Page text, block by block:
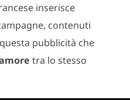
inserisce
contenuti
pubblicità che
tra lo stesso